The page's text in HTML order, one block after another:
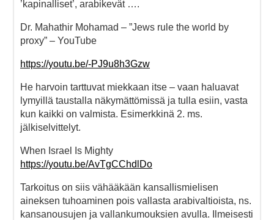
’kapinalliset’, arabikevät ….
Dr. Mahathir Mohamad – ”Jews rule the world by
proxy” – YouTube
https://youtu.be/-PJ9u8h3Gzw
He harvoin tarttuvat miekkaan itse – vaan haluavat
lymyillä taustalla näkymättömissä ja tulla esiin, vasta
kun kaikki on valmista. Esimerkkinä 2. ms.
jälkiselvittelyt.
When Israel Is Mighty
https://youtu.be/AvTgCChdlDo
Tarkoitus on siis vähääkään kansallismielisen
aineksen tuhoaminen pois vallasta arabivaltioista, ns.
kansanousujen ja vallankumouksien avulla. Ilmeisesti